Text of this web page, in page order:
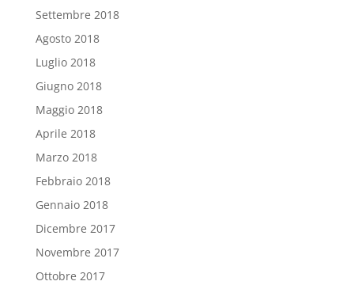
Settembre 2018
Agosto 2018
Luglio 2018
Giugno 2018
Maggio 2018
Aprile 2018
Marzo 2018
Febbraio 2018
Gennaio 2018
Dicembre 2017
Novembre 2017
Ottobre 2017